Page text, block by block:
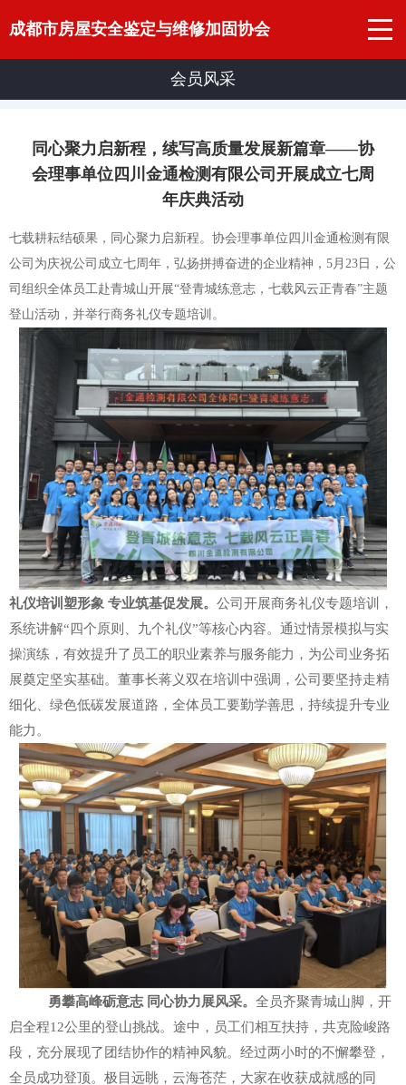
成都市房屋安全鉴定与维修加固协会
会员风采
同心聚力启新程，续写高质量发展新篇章——协
会理事单位四川金通检测有限公司开展成立七周
年庆典活动
七载耕耘结硕果，同心聚力启新程。协会理事单位四川金通检测有限
公司为庆祝公司成立七周年，弘扬拼搏奋进的企业精神， 5月 23 日，公
司组织全体员工赴青城山开展“登青城练意志，七载风云正青春”主题
登山活动，并举行商务礼仪专题培训。
礼仪培训塑形象 专业筑基促发展。 公司开展商务礼仪专题培训，
系统讲解“四个原则、九个礼仪”等核心内容。通过情景模拟与实
操演练，有效提升了员工的职业素养与服务能力，为公司业务拓
展奠定坚实基础。董事长蒋义双在培训中强调，公司要坚持走精
细化、绿色低碳发展道路，全体员工要勤学善思，持续提升专业
能力。
勇攀高峰砺意志 同心协力展风采。 全员齐聚青城山脚，开
启全程12公里的登山挑战。途中，员工们相互扶持，共克险峻路
段，充分展现了团结协作的精神风貌。经过两小时的不懈攀登，
全员成功登顶。极目远眺，云海苍茫，大家在收获成就感的同